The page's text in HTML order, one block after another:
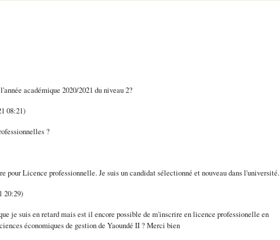
académique 2020/2021 du niveau 2?
08:21)
?
pour Licence professionnelle. Je suis un candidat sélectionné et nouveau dans l'université.
20:29)
je suis en retard mais est il encore possible de m'inscrire en licence professionelle en
économiques de gestion de Yaoundé II ? Merci bien